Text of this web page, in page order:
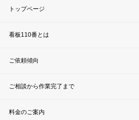
トップページ
看板110番とは
ご依頼傾向
ご相談から作業完了まで
料金のご案内